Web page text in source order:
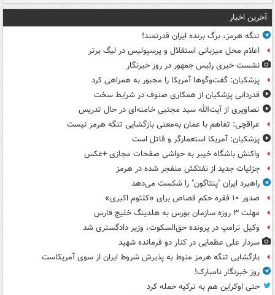
آخرین اخبار
تنگه هرمز، برگ برنده ایران قدرتمند!
اعلام محل میزبانی استقلال و پرسپولیس در لیگ برتر
نشست خبری رئیس جمهور در روز خبرنگار
پزشکیان: گفت‌وگوها آمریکا را مجبور به همراهی کرد
قدردانی پزشکیان از همکاری صنوف در شرایط سخت
تصاویری از آیت‌الله سید مجتبی خامنه‌ای در حال تدریس
عراقچی: تفاهم با عمان به‌معنی بازگشایی تنگه هرمز نیست
پزشکیان: آمریکا استعمارگر و قاتل است
واکنش باشگاه خیبر به حواشی صفحات مجازی +عکس
جزئیات جدید از نفتکش منفجر شده در هرمز
راهبرد ایران "پنتاگون" را شکست می‌دهد
صدور ۱۰ فقره حکم قصاص برای «کلثوم اکبری»
مهلت ۳ روزه سازمان بورس به هلدینگ خلیج فارس
وکیل ترامپ در پرونده حق‌السکوت، وزیر دادگستری شد
سردار علی عظمایی در کنار دو فرمانده شهید
بازگشایی تنگه هرمز منوط به پذیرش شروط ایران از سوی آمریکاست
روز خبرنگار نامبارک!
حتی اوکراین هم به ترکیه حمله کرد